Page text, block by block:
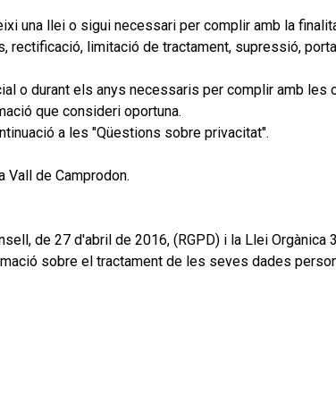
una llei o sigui necessari per complir amb la
limitació de tractament, supressió,
o durant els anys necessaris per complir amb les
que consideri oportuna.
a les "Qüestions sobre privacitat".
Vall de Camprodon.
de 27 d'abril de 2016, (RGPD) i la Llei
sobre el tractament de les seves dades